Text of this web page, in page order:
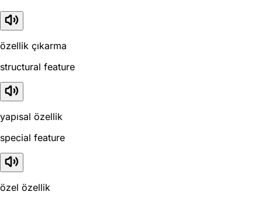
özellik çıkarma
structural feature
yapısal özellik
special feature
özel özellik